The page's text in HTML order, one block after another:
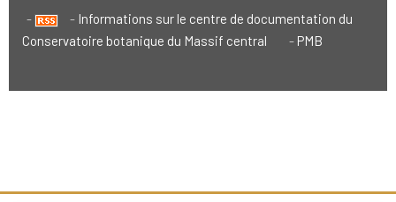
Informations sur le centre de documentation du
Conservatoire botanique du Massif central
PMB